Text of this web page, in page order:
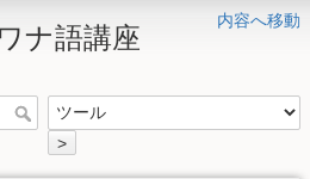
内容へ移動
ナ語講座
>